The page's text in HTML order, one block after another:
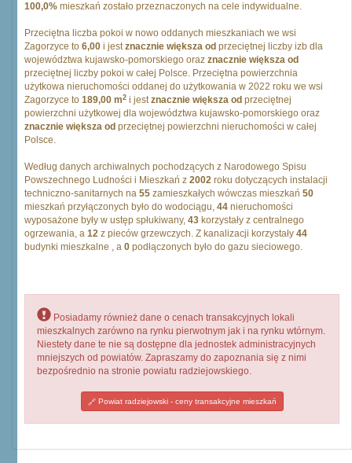
100,0% mieszkań zostało przeznaczonych na cele indywidualne.
Przeciętna liczba pokoi w nowo oddanych mieszkaniach we wsi
Zagorzyce to 6,00 i jestznacznie większa od przeciętnej liczby izb dla
województwa kujawsko-pomorskiego oraz znacznie większa od
przeciętnej liczby pokoi w całej Polsce. Przeciętna powierzchnia
użytkowa nieruchomości oddanej do użytkowania w 2022 roku we wsi
Zagorzyce to 189,00 m2 i jestznacznie większa od przeciętnej
powierzchni użytkowej dla województwa kujawsko-pomorskiego oraz
znacznie większa od przeciętnej powierzchni nieruchomości w całej
Polsce.
Według danych archiwalnych pochodzących z Narodowego Spisu
Powszechnego Ludności i Mieszkań z 2002 roku dotyczących instalacji
techniczno-sanitarnych na 55 zamieszkałych wówczas mieszkań 50
mieszkań przyłączonych było do wodociągu, 44 nieruchomości
wyposażone były w ustęp spłukiwany, 43 korzystały z centralnego
ogrzewania, a 12 z pieców grzewczych. Z kanalizacji korzystały 44
budynki mieszkalne , a 0 podłączonych było do gazu sieciowego.
Posiadamy również dane o cenach transakcyjnych lokali
mieszkalnych zarówno na rynku pierwotnym jak i na rynku wtórnym.
Niestety dane te nie są dostępne dla jednostek administracyjnych
mniejszych od powiatów. Zapraszamy do zapoznania się z nimi
bezpośrednio na stronie powiatu radziejowskiego.
Powiat radziejowski - ceny transakcyjne mieszkań